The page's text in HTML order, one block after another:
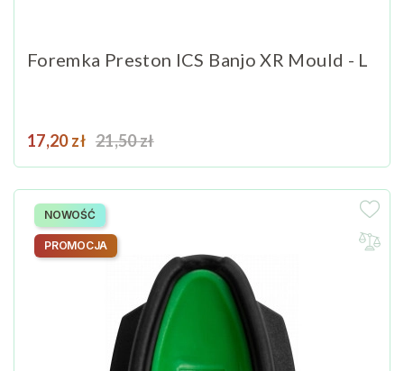
Foremka Preston ICS Banjo XR Mould - L
Cena
17,20 zł Cena podstawowa
21,50 zł
NOWOŚĆ
PROMOCJA